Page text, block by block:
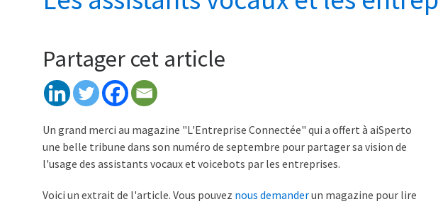
Partager cet article
Un grand merci au magazine "L'Entreprise Connectée" qui a offert à aiSperto
une belle tribune dans son numéro de septembre pour partager sa vision de
l'usage des assistants vocaux et voicebots par les entreprises.
Voici un extrait de l'article. Vous pouvez nous demanderun magazine pour lire